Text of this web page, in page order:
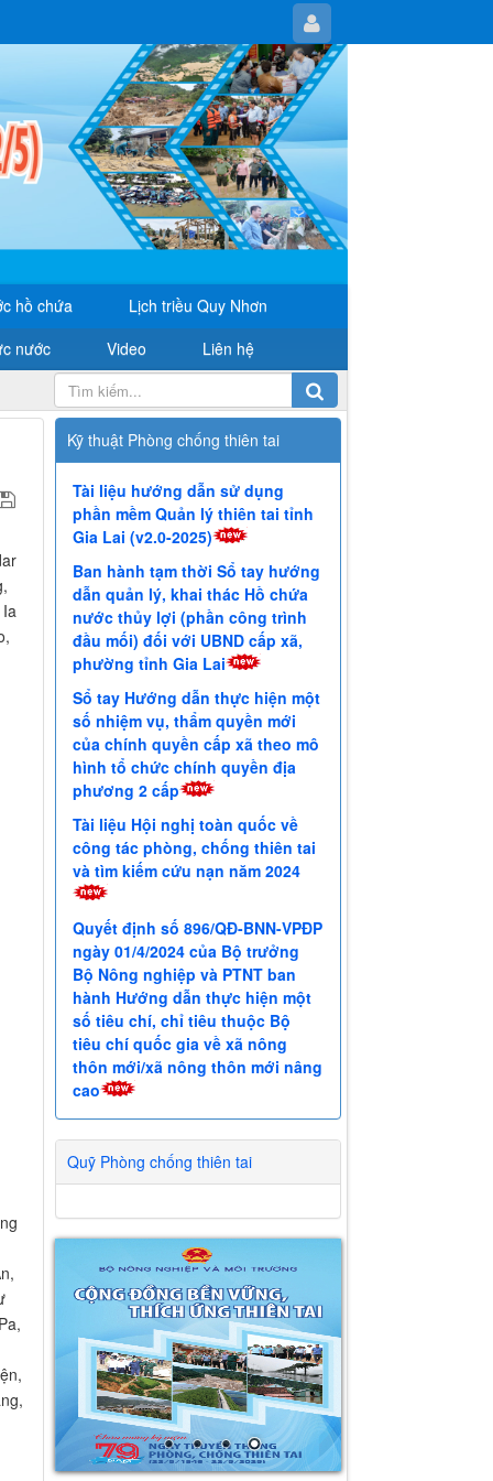
hồ chứa
Lịch triều Quy Nhơn
nước
Video Liên hệ
Kỹ thuật Phòng chống thiên tai
Tài liệu hướng dẫn sử dụng
phần mềm Quản lý thiên tai tỉnh
Gia Lai (v2.0-2025)
Ban hành tạm thời Sổ tay hướng
dẫn quản lý, khai thác Hồ chứa
nước thủy lợi (phần công trình
đầu mối) đối với UBND cấp xã,
phường tỉnh Gia Lai
Sổ tay Hướng dẫn thực hiện một
số nhiệm vụ, thẩm quyền mới
của chính quyền cấp xã theo mô
hình tổ chức chính quyền địa
phương 2 cấp
Tài liệu Hội nghị toàn quốc về
công tác phòng, chống thiên tai
và tìm kiếm cứu nạn năm 2024
Quyết định số 896/QĐ-BNN-VPĐP
ngày 01/4/2024 của Bộ trưởng
Bộ Nông nghiệp và PTNT ban
hành Hướng dẫn thực hiện một
số tiêu chí, chỉ tiêu thuộc Bộ
tiêu chí quốc gia về xã nông
thôn mới/xã nông thôn mới nâng
cao
Quỹ Phòng chống thiên tai